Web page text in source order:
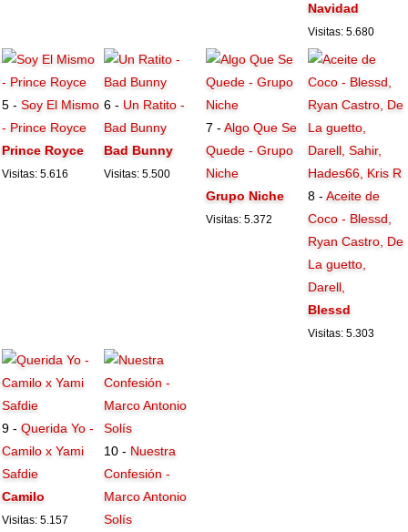
Navidad
Visitas: 5.680
5 -Soy El Mismo
- Prince Royce
Prince Royce
Visitas: 5.616
6 - Un Ratito -
Bad Bunny
Bad Bunny
Visitas: 5.500
7 -Algo Que Se
Quede - Grupo
Niche
Grupo Niche
Visitas: 5.372
8 -Aceite de
Coco - Blessd,
Ryan Castro, De
La guetto,
Darell,
Blessd
Visitas: 5.303
9 -Querida Yo -
Camilo x Yami
Safdie
Camilo
Visitas: 5.157
10 - Nuestra
Confesión -
Marco Antonio
Solís